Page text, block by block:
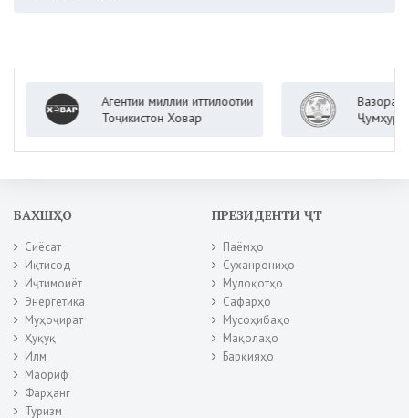
Агентии миллии иттилоотии
Тоҷикистон Ховар
Вазорати
Ҷумҳурии
БАХШҲО
Сиёсат
Иқтисод
Иҷтимоиёт
Энергетика
Муҳоҷират
Ҳуқуқ
Илм
Маориф
Фарҳанг
Туризм
ПРЕЗИДЕНТИ ҶТ
Паёмҳо
Суханрониҳо
Мулоқотҳо
Сафарҳо
Мусоҳибаҳо
Мақолаҳо
Барқияҳо